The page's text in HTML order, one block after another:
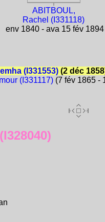
ABITBOUL,
Rachel (I331118)
env 1840 - ava 15 fév 1894
(I331553)(2 déc
(I331117)(7 fév 1865 -